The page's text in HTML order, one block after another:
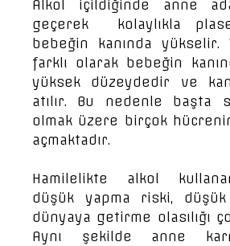
Alkol içildiğinde anne
geçerek kolaylıkla
bebeğin kanında yükselir.
farklı olarak bebeğin
yüksek düzeydedir ve
atılır. Bu nedenle başta
olmak üzere birçok
açmaktadır.
Hamilelikte alkol
düşük yapma riski, düşük
dünyaya getirme olasılığı
Aynı şekilde anne